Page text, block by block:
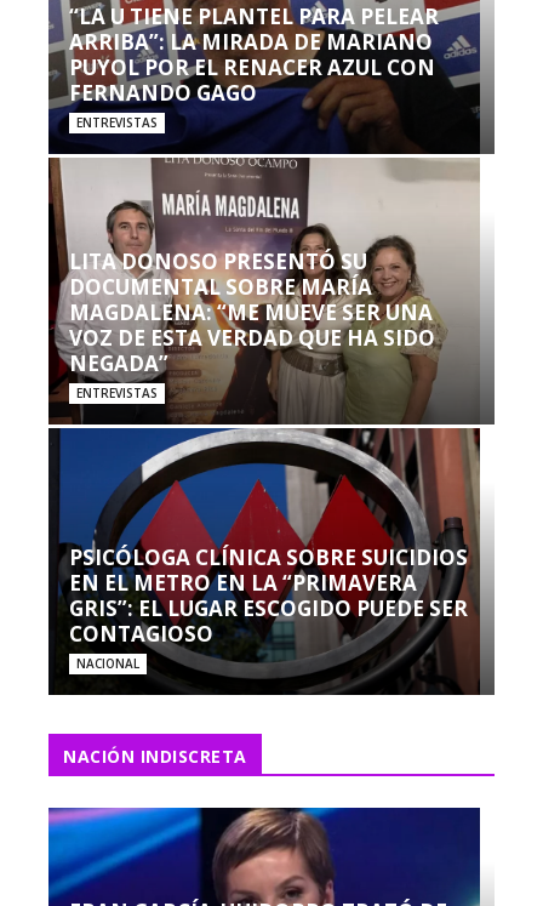
“LA U TIENE PLANTEL PARA PELEAR
ARRIBA”: LA MIRADA DE MARIANO
PUYOL POR EL RENACER AZUL CON
FERNANDO GAGO
ENTREVISTAS
LITA DONOSO PRESENTÓ SU
DOCUMENTAL SOBRE MARÍA
MAGDALENA: “ME MUEVE SER UNA
VOZ DE ESTA VERDAD QUE HA SIDO
NEGADA”
ENTREVISTAS
PSICÓLOGA CLÍNICA SOBRE SUICIDIOS
EN EL METRO EN LA “PRIMAVERA
GRIS”: EL LUGAR ESCOGIDO PUEDE SER
CONTAGIOSO
NACIONAL
NACIÓN INDISCRETA